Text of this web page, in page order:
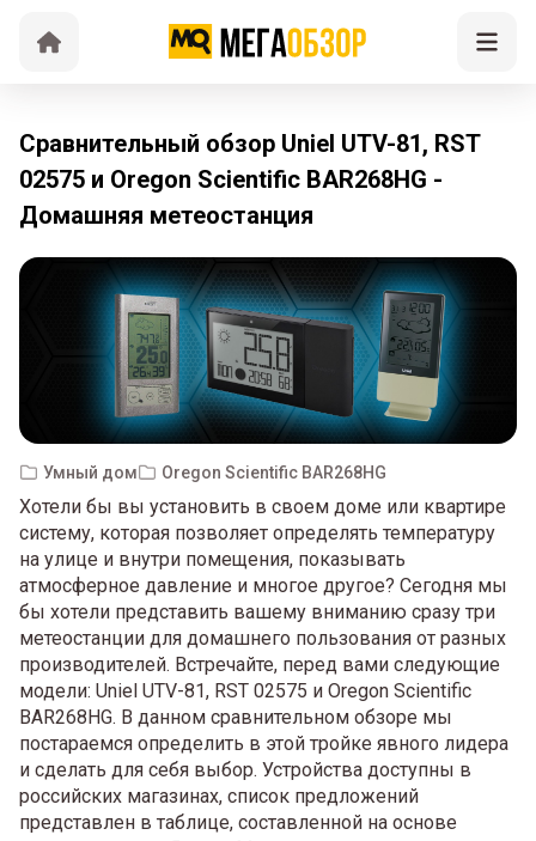
Сравнительный обзор Uniel UTV-81, RST
02575 и Oregon Scientific BAR268HG -
Домашняя метеостанция
Умный дом Oregon Scientific BAR268HG
Хотели бы вы установить в своем доме или квартире
систему, которая позволяет определять температуру
на улице и внутри помещения, показывать
атмосферное давление и многое другое? Сегодня мы
бы хотели представить вашему вниманию сразу три
метеостанции для домашнего пользования от разных
производителей. Встречайте, перед вами следующие
модели: Uniel UTV-81, RST 02575 и Oregon Scientific
BAR268HG. В данном сравнительном обзоре мы
постараемся определить в этой тройке явного лидера
и сделать для себя выбор. Устройства доступны в
российских магазинах, список предложений
представлен в таблице, составленной на основе